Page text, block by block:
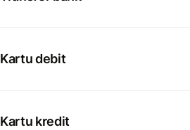
Kartu debit
Kartu kredit